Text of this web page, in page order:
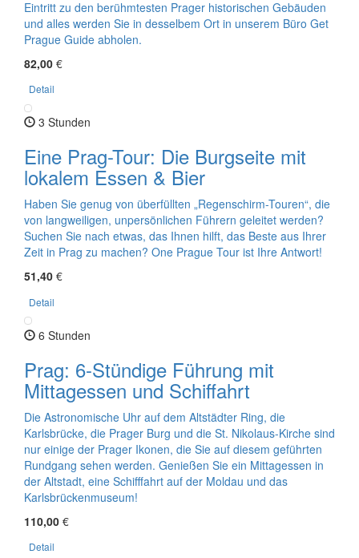
Eintritt zu den berühmtesten Prager historischen Gebäuden
und alles werden Sie in desselbem Ort in unserem Büro Get
Prague Guide abholen.
82,00 €
Detail
3 Stunden
Eine Prag-Tour: Die Burgseite mit
lokalem Essen & Bier
Haben Sie genug von überfüllten „Regenschirm-Touren“, die
von langweiligen, unpersönlichen Führern geleitet werden?
Suchen Sie nach etwas, das Ihnen hilft, das Beste aus Ihrer
Zeit in Prag zu machen? One Prague Tour ist Ihre Antwort!
51,40 €
Detail
6 Stunden
Prag: 6-Stündige Führung mit
Mittagessen und Schiffahrt
Die Astronomische Uhr auf dem Altstädter Ring, die
Karlsbrücke, die Prager Burg und die St. Nikolaus-Kirche sind
nur einige der Prager Ikonen, die Sie auf diesem geführten
Rundgang sehen werden. Genießen Sie ein Mittagessen in
der Altstadt, eine Schifffahrt auf der Moldau und das
Karlsbrückenmuseum!
110,00 €
Detail